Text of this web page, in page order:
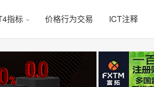
指标 价格行为交易 ICT注释